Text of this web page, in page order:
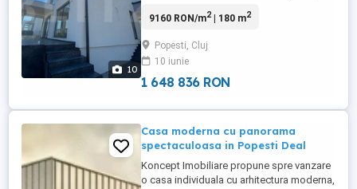
10
km de intrarea în Cluj-Napoca și 8 km de
construită de 184 mp și teren aferent de
716 mp. Construcția este realizata cu
materiale de calitate ...
9160 RON/m2| 180 m2
Popesti, Cluj
10 iunie
1 648 836 RON
Casa moderna cu panorama
spectaculoasa in Popesti Deal
Koncept Imobiliare propune spre vanzare
o casa individuala cu arhitectura moderna,